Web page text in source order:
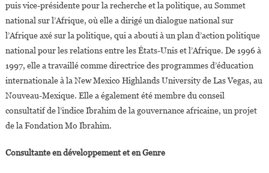
puis vice-présidente pour la recherche et la politique, au Sommet
national sur l’Afrique, où elle a dirigé un dialogue national sur
l’Afrique axé sur la politique, qui a abouti à un plan d’action politique
national pour les relations entre les États-Unis et l’Afrique. De 1996 à
1997, elle a travaillé comme directrice des programmes d’éducation
internationale à la New Mexico Highlands University de Las Vegas, au
Nouveau-Mexique. Elle a également été membre du conseil
consultatif de l’indice Ibrahim de la gouvernance africaine, un projet
de la Fondation Mo Ibrahim.
Consultante en développement et en Genre